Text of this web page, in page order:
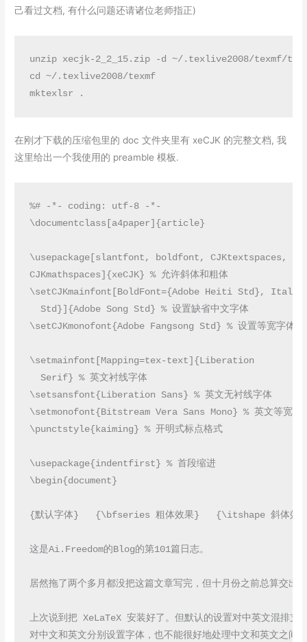
己看过文档, 有什么问题还请诸位老师指正)
unzip xecjk-2_2_15.zip -d ~/.texlive2008/texmf/
cd ~/.texlive2008/texmf
mktexlsr .
在刚才下载的压缩包里的 doc 文件夹里有 xeCJK 的完整文档, 我
这里给出一个我使用的 preamble 模板.
%# -*- coding: utf-8 -*-
\documentclass[a4paper]{article}
\usepackage[slantfont, boldfont, CJKtextspaces,
CJKmathspaces]{xeCJK} % 允许斜体和粗体
\setCJKmainfont[BoldFont={Adobe Heiti Std},
  Std}]{Adobe Song Std} % 设置缺省中文字体
\setCJKmonofont{Adobe Fangsong Std} % 设置等宽字体
\setmainfont[Mapping=tex-text]{Liberation
  Serif} % 英文衬线字体
\setsansfont{Liberation Sans} % 英文无衬线字体
\setmonofont{Bitstream Vera Sans Mono} % 英文等宽字
\punctstyle{kaiming} % 开明式标点格式
\usepackage{indentfirst} % 首段缩进
\begin{document}
{默认字体}   {\bfseries 粗体效果}   {\itshape 斜体效
这是Ai.Freedom的Blog的第101篇日志。
居然拖了两个多月都没把这篇文章写完，但十月份之前总算交出
上次说到把 XeLaTeX 安装好了。但默认的设置对中英文混排支
对中文和英文分别设置字体，也不能很好地处理中文和英文之间